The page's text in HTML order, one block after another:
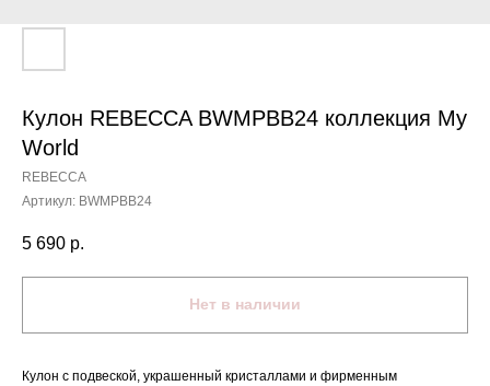
Кулон REBECCA BWMPBB24 коллекция My
World
REBECCA
Артикул: BWMPBB24
5 690 р.
Нет в наличии
Кулон с подвеской, украшенный кристаллами и фирменным